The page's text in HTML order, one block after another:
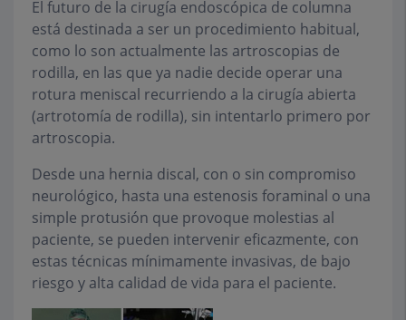
El futuro de la cirugía endoscópica de columna
está destinada a ser un procedimiento habitual,
como lo son actualmente las artroscopias de
rodilla, en las que ya nadie decide operar una
rotura meniscal recurriendo a la cirugía abierta
(artrotomía de rodilla), sin intentarlo primero por
artroscopia.
Desde una hernia discal, con o sin compromiso
neurológico, hasta una estenosis foraminal o una
simple protusión que provoque molestias al
paciente, se pueden intervenir eficazmente, con
estas técnicas mínimamente invasivas, de bajo
riesgo y alta calidad de vida para el paciente.